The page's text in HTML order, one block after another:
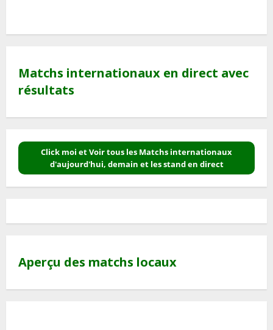
Matchs internationaux en direct avec
résultats
Click moi et Voir tous les Matchs internationaux
d'aujourd'hui, demain et les stand en direct
Aperçu des matchs locaux